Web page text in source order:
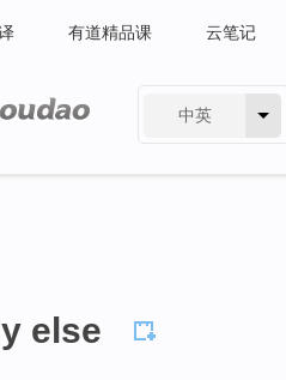
有道精品课 云笔记
中英
else